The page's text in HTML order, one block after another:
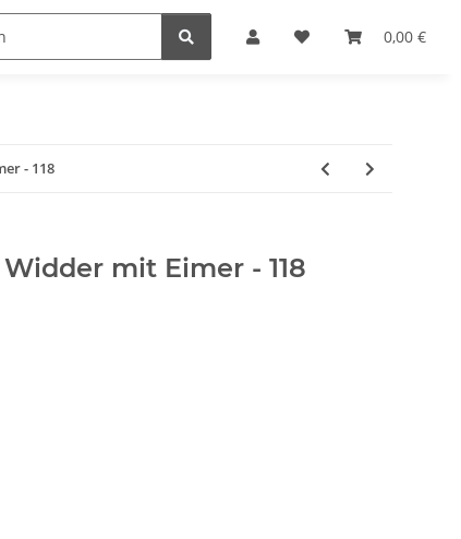
0,00 €
Krippenzubehör
- 118
mit Eimer - 118